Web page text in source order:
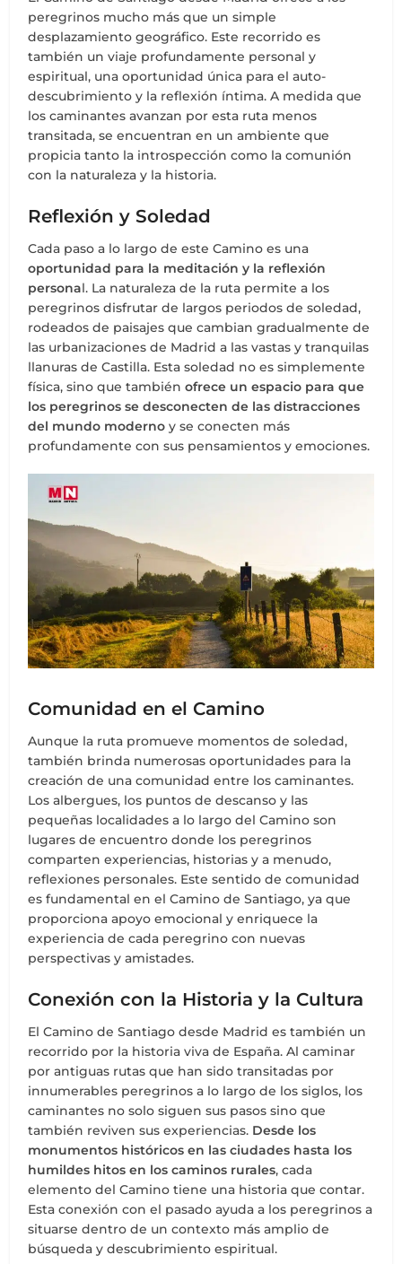
peregrinos mucho más que un simple
desplazamiento geográfico. Este recorrido es
también un viaje profundamente personal y
espiritual, una oportunidad única para el auto-
descubrimiento y la reflexión íntima. A medida que
los caminantes avanzan por esta ruta menos
transitada, se encuentran en un ambiente que
propicia tanto la introspección como la comunión
con la naturaleza y la historia.
Reflexión y Soledad
Cada paso a lo largo de este Camino es una
oportunidad para la meditación y la reflexión
personal. La naturaleza de la ruta permite a los
peregrinos disfrutar de largos periodos de soledad,
rodeados de paisajes que cambian gradualmente de
las urbanizaciones de Madrid a las vastas y tranquilas
llanuras de Castilla. Esta soledad no es simplemente
física, sino que tambiénofrece un espacio para que
los peregrinos se desconecten de las distracciones
del mundo moderno y se conecten más
profundamente con sus pensamientos y emociones.
Comunidad en el Camino
Aunque la ruta promueve momentos de soledad,
también brinda numerosas oportunidades para la
creación de una comunidad entre los caminantes.
Los albergues, los puntos de descanso y las
pequeñas localidades a lo largo del Camino son
lugares de encuentro donde los peregrinos
comparten experiencias, historias y a menudo,
reflexiones personales. Este sentido de comunidad
es fundamental en el Camino de Santiago, ya que
proporciona apoyo emocional y enriquece la
experiencia de cada peregrino con nuevas
perspectivas y amistades.
Conexión con la Historia y la Cultura
El Camino de Santiago desde Madrid es también un
recorrido por la historia viva de España. Al caminar
por antiguas rutas que han sido transitadas por
innumerables peregrinos a lo largo de los siglos, los
caminantes no solo siguen sus pasos sino que
también reviven sus experiencias. Desde los
monumentos históricos en las ciudades hasta los
humildes hitos en los caminos rurales, cada
elemento del Camino tiene una historia que contar.
Esta conexión con el pasado ayuda a los peregrinos a
situarse dentro de un contexto más amplio de
búsqueda y descubrimiento espiritual.